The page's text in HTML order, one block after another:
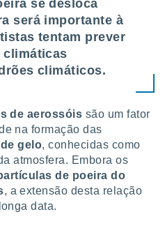
se desloca
será importante à
tentam prever
climáticas
climáticos.
de aerossóis são um fator
na formação das
gelo, conhecidas como
atmosfera. Embora os
de poeira do
, a extensão desta relação
data.